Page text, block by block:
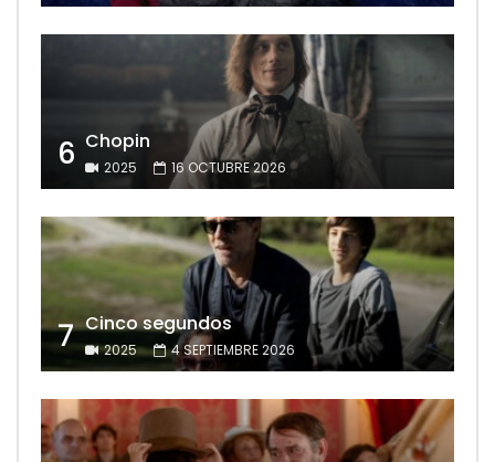
6 Chopin
2025 16 OCTUBRE 2026
7 Cinco segundos
2025 4 SEPTIEMBRE 2026